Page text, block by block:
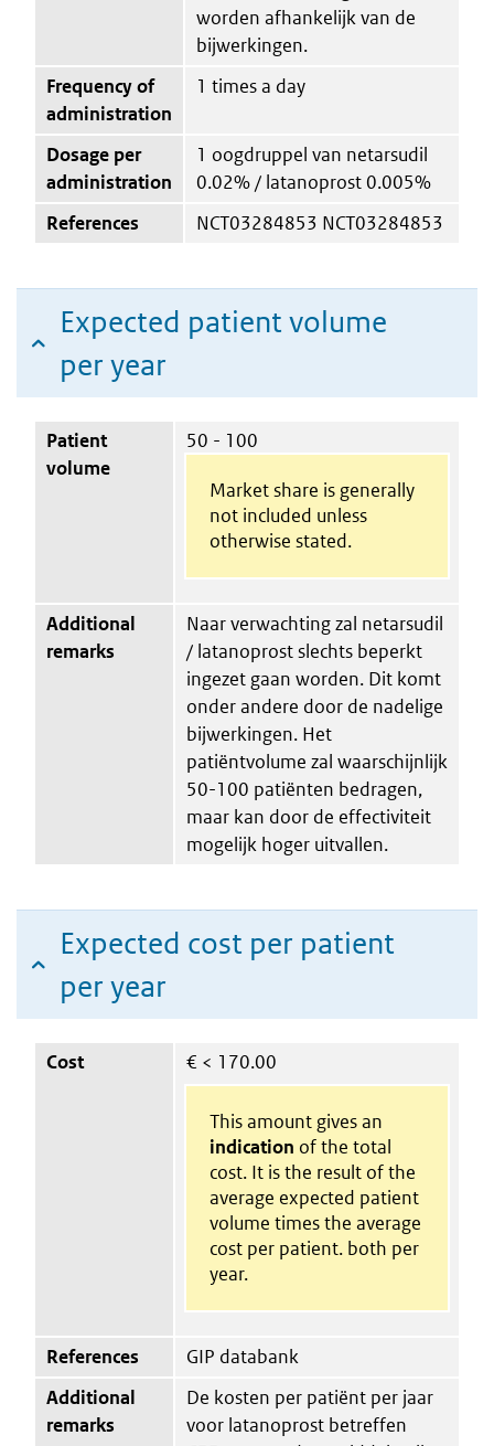
worden afhankelijk van de
bijwerkingen.
Frequency of
administration
1 times a day
Dosage per
administration
1 oogdruppel van netarsudil
0.02% / latanoprost 0.005%
References
NCT03284853 NCT03284853
Expected patient volume
per year
Patient
volume
50 - 100
Market share is generally
not included unless
otherwise stated.
Additional
remarks
Naar verwachting zal netarsudil
/ latanoprost slechts beperkt
ingezet gaan worden. Dit komt
onder andere door de nadelige
bijwerkingen. Het
patiëntvolume zal waarschijnlijk
50-100 patiënten bedragen,
maar kan door de effectiviteit
mogelijk hoger uitvallen.
Expected cost per patient
per year
Cost € < 170.00
This amount gives an
indication of the total
cost. It is the result of the
average expected patient
volume times the average
cost per patient. both per
year.
References
GIP databank
Additional
remarks
De kosten per patiënt per jaar
voor latanoprost betreffen